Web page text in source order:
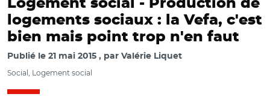
Logement social - Production de
logements sociaux : la Vefa, c'est
bien mais point trop n'en faut
Publié le 21 mai 2015 par Valérie Liquet
Social, Logement social